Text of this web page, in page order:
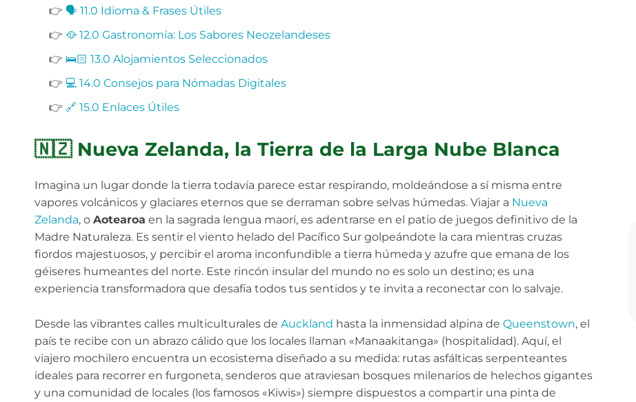
👉 🗣️ 11.0 Idioma & Frases Útiles
👉 🥘 12.0 Gastronomía: Los Sabores Neozelandeses
👉 🛌🏻 13.0 Alojamientos Seleccionados
👉 💻 14.0 Consejos para Nómadas Digitales
👉 🔗 15.0 Enlaces Útiles
🇳🇿 Nueva Zelanda, la Tierra de la Larga Nube Blanca
Imagina un lugar donde la tierra todavía parece estar respirando, moldeándose a sí misma entre
vapores volcánicos y glaciares eternos que se derraman sobre selvas húmedas. Viajar a Nueva
Zelanda, o Aotearoa en la sagrada lengua maorí, es adentrarse en el patio de juegos definitivo de la
Madre Naturaleza. Es sentir el viento helado del Pacífico Sur golpeándote la cara mientras cruzas
fiordos majestuosos, y percibir el aroma inconfundible a tierra húmeda y azufre que emana de los
géiseres humeantes del norte. Este rincón insular del mundo no es solo un destino; es una
experiencia transformadora que desafía todos tus sentidos y te invita a reconectar con lo salvaje.
Desde las vibrantes calles multiculturales de Auckland hasta la inmensidad alpina de Queenstown, el
país te recibe con un abrazo cálido que los locales llaman «Manaakitanga» (hospitalidad). Aquí, el
viajero mochilero encuentra un ecosistema diseñado a su medida: rutas asfálticas serpenteantes
ideales para recorrer en furgoneta, senderos que atraviesan bosques milenarios de helechos gigantes
y una comunidad de locales (los famosos «Kiwis») siempre dispuestos a compartir una pinta de